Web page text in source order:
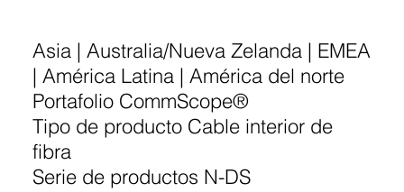
Asia | Australia/Nueva Zelanda | EMEA
| América Latina | América del norte
Portafolio CommScope®
Tipo de producto Cable interior de
fibra
Serie de productos N-DS